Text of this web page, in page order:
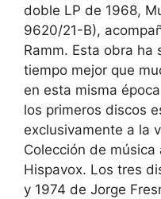
doble LP de 1968,
9620/21-B),
Ramm. Esta obra ha
tiempo mejor que
en esta misma
los primeros discos
exclusivamente a la
Colección de
Hispavox. Los tres
y 1974 de Jorge